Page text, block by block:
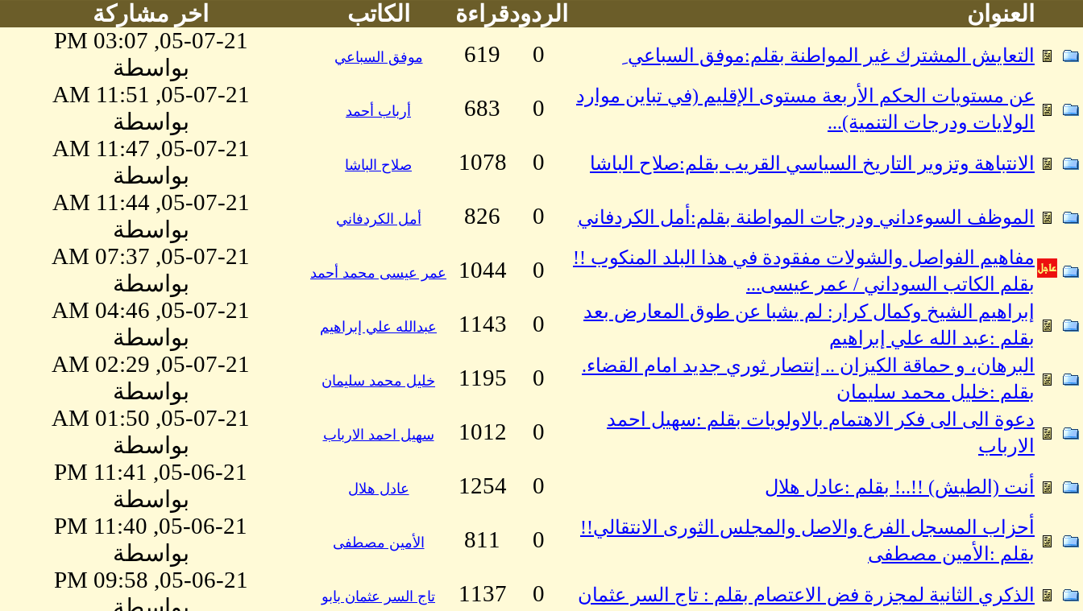
العنوان الردودقراءة الكاتب اخر مشاركة
التعايش المشترك غير المواطنة بقلم:موفق السباعي ِ 0
619 موفق السباعي
05-07-21, 03:07 PM
بواسطة
عن مستويات الحكم الأربعة مستوى الإقليم (في تباين موارد
الولايات ودرجات التنمية)...
0
683 أرباب أحمد
05-07-21, 11:51 AM
بواسطة
الانتباهة وتزوير التاريخ السياسي القريب بقلم:صلاح الباشا 0
1078 صلاح الباشا
05-07-21, 11:47 AM
بواسطة
الموظف السوءداني ودرجات المواطنة بقلم:أمل الكردفاني 0
826 أمل الكردفاني
05-07-21, 11:44 AM
بواسطة
مفاهيم الفواصل والشولات مفقودة في هذا البلد المنكوب !!
بقلم الكاتب السوداني / عمر عيسى...
0
1044 عمر عيسى محمد أحمد
05-07-21, 07:37 AM
بواسطة
إبراهيم الشيخ وكمال كرار: لم يشبا عن طوق المعارض بعد
بقلم :عبد الله علي إبراهيم
0
1143 عبدالله علي إبراهيم
05-07-21, 04:46 AM
بواسطة
البرهان، و حماقة الكيزان .. إنتصار ثوري جديد امام القضاء.
بقلم :خليل محمد سليمان
0
1195 خليل محمد سليمان
05-07-21, 02:29 AM
بواسطة
دعوة الى الى فكر الاهتمام بالاولويات بقلم :سهيل احمد
الارباب
0
1012 سهيل احمد الارباب
05-07-21, 01:50 AM
بواسطة
أنت (الطيش) !!..! بقلم :عادل هلال 0
1254 عادل هلال
05-06-21, 11:41 PM
بواسطة
أحزاب المسجل الفرع والاصل والمجلس الثورى الانتقالي!!
بقلم :الأمين مصطفى
0
811 الأمين مصطفى
05-06-21, 11:40 PM
بواسطة
الذكري الثانية لمجزرة فض الاعتصام بقلم : تاج السر عثمان 0
1137 تاج السر عثمان بابو
05-06-21, 09:58 PM